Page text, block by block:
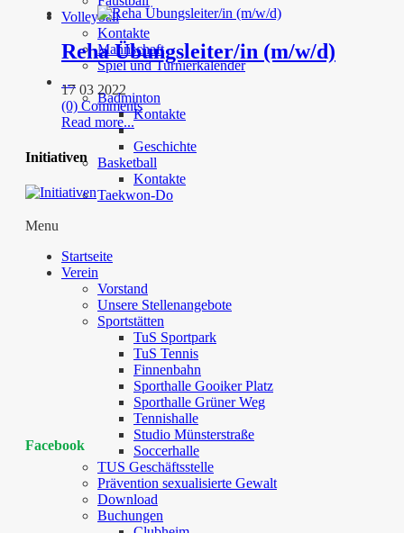
Volleyball
Kontakte
Mannschaft
Spiel und Turnierkalender
…
Badminton
Kontakte
Geschichte
Basketball
Kontakte
Taekwon-Do
Menu
Startseite
Verein
Vorstand
Unsere Stellenangebote
Sportstätten
TuS Sportpark
TuS Tennis
Finnenbahn
Sporthalle Gooiker Platz
Sporthalle Grüner Weg
Tennishalle
Studio Münsterstraße
Soccerhalle
TUS Geschäftsstelle
Prävention sexualisierte Gewalt
Download
Buchungen
Reha Übungsleiter/in (m/w/d)
17 03 2022
(0) Comments
Read more...
Initiativen
Facebook